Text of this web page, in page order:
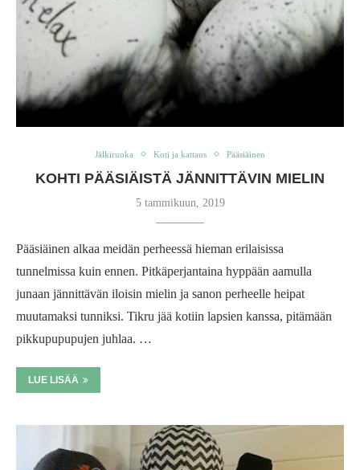
Jälkiruoka Koti ja kattaus Pääsiäinen
KOHTI PÄÄSIÄISTÄ JÄNNITTÄVIN MIELIN
5 tammikuun, 2019
Pääsiäinen alkaa meidän perheessä hieman erilaisissa
tunnelmissa kuin ennen. Pitkäperjantaina hyppään aamulla
junaan jännittävän iloisin mielin ja sanon perheelle heipat
muutamaksi tunniksi. Tikru jää kotiin lapsien kanssa, pitämään
pikkupupupujen juhlaa. …
LUE LISÄÄ